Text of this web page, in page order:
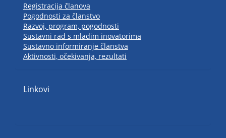
Registracija članova
Pogodnosti za članstvo
Razvoj, program, pogodnosti
Sustavni rad s mladim inovatorima
Sustavno informiranje članstva
Aktivnosti, očekivanja, rezultati
Linkovi